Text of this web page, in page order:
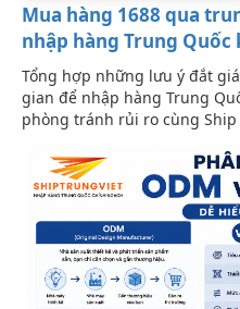
Mua hàng 1688 qua
nhập hàng Trung Quốc
Tổng hợp những lưu ý đắt
gian để nhập hàng Trung
phòng tránh rủi ro cùng Ship